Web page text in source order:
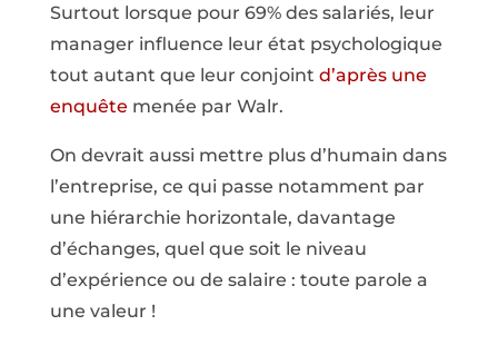
Surtout lorsque pour 69% des salariés, leur
manager influence leur état psychologique
tout autant que leur conjoint d’après une
enquête menée par Walr.
On devrait aussi mettre plus d’humain dans
l’entreprise, ce qui passe notamment par
une hiérarchie horizontale, davantage
d’échanges, quel que soit le niveau
d’expérience ou de salaire : toute parole a
une valeur !